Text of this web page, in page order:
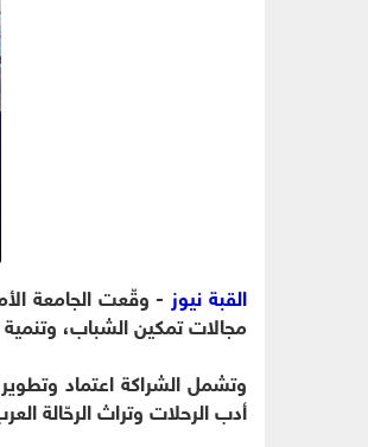
القبة نيوز - وقّعت الجامعة
مجالات تمكين الشباب، وتنمية
وتشمل الشراكة اعتماد
أدب الرحلات وتراث الرحّالة